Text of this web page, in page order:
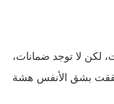
لكن لا توجد ضمانات،